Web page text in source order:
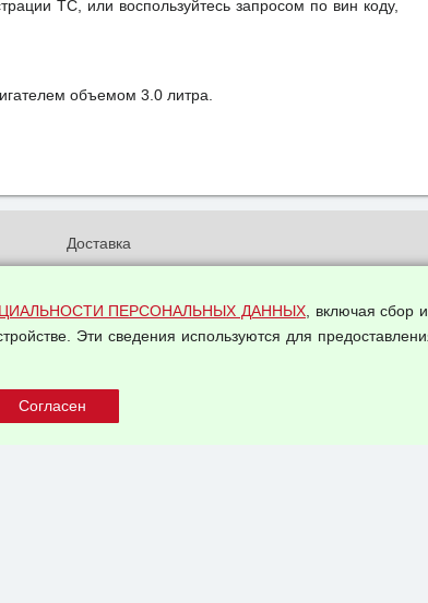
ТС, или воспользуйтесь запросом по вин коду,
объемом 3.0 литра.
Доставка
Оплата и возвраты
Арендодателям
ПЕРСОНАЛЬНЫХ ДАННЫХ, включая сбор
Эти сведения используются для